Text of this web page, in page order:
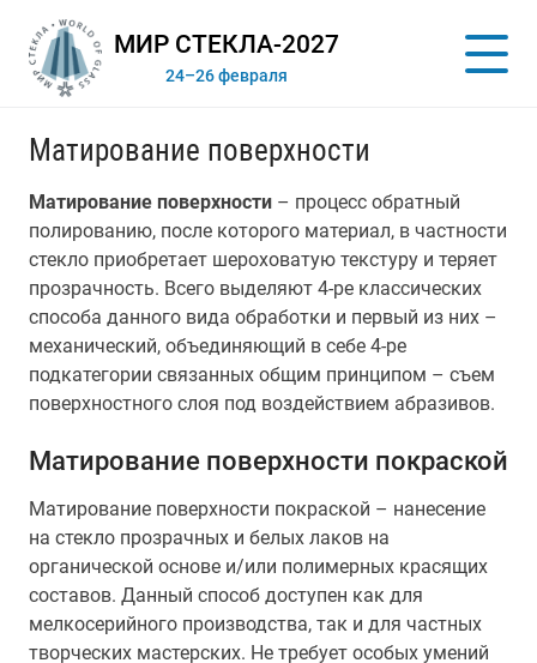
МИР СТЕКЛА-2027
24–26 февраля
Матирование поверхности
Матирование поверхности – процесс обратный
полированию, после которого материал, в частности
стекло приобретает шероховатую текстуру и теряет
прозрачность. Всего выделяют 4-ре классических
способа данного вида обработки и первый из них –
механический, объединяющий в себе 4-ре
подкатегории связанных общим принципом – съем
поверхностного слоя под воздействием абразивов.
Матирование поверхности покраской
Матирование поверхности покраской – нанесение
на стекло прозрачных и белых лаков на
органической основе и/или полимерных красящих
составов. Данный способ доступен как для
мелкосерийного производства, так и для частных
творческих мастерских. Не требует особых умений